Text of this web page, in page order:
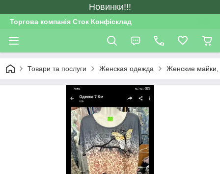
Новинки!!!
Торгова компанія Сток Конфісклад
Товари та послуги Женская одежда Женские майки,